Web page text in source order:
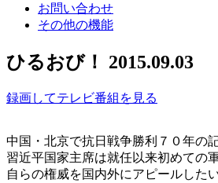
お問い合わせ
その他の機能
ひるおび！ 2015.09.03
録画してテレビ番組を見る
中国・北京で抗日戦争勝利７０年の
習近平国家主席は就任以来初めての
自らの権威を国内外にアピールしたい